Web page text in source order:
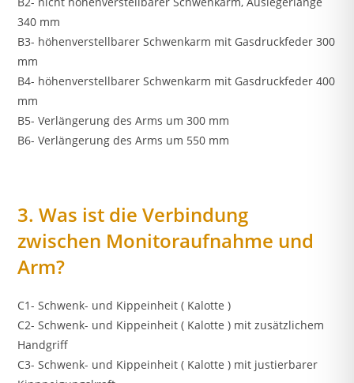
340 mm
B3- höhenverstellbarer Schwenkarm mit Gasdruckfeder 300
mm
B4- höhenverstellbarer Schwenkarm mit Gasdruckfeder 400
mm
B5- Verlängerung des Arms um 300 mm
B6- Verlängerung des Arms um 550 mm
3. Was ist die Verbindung
zwischen Monitoraufnahme und
Arm?
C1- Schwenk- und Kippeinheit ( Kalotte )
C2- Schwenk- und Kippeinheit ( Kalotte ) mit zusätzlichem
Handgriff
C3- Schwenk- und Kippeinheit ( Kalotte ) mit justierbarer